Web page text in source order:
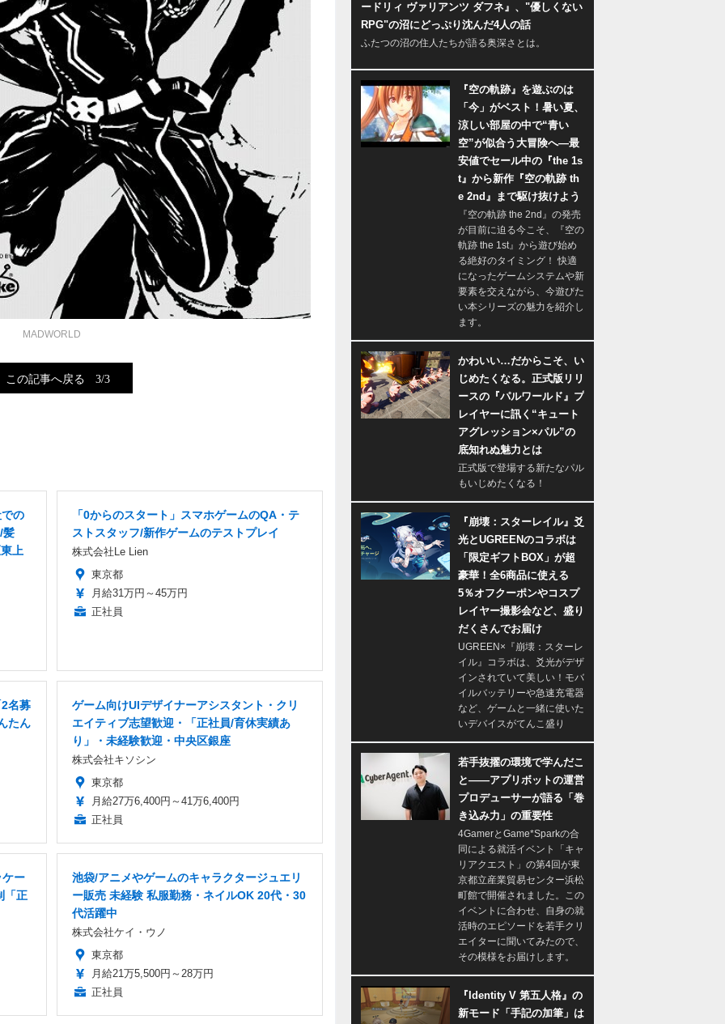
MADWORLD
この記事へ戻る 3/3
の
髪
上
「0からのスタート」スマホゲームのQA・テ
ストスタッフ/新作ゲームのテストプレイ
株式会社Le Lien
東京都
月給31万円～45万円
正社員
名募
たん
ゲーム向けUIデザイナーアシスタント・クリ
エイティブ志望歓迎・「正社員/育休実績あ
り」・未経験歓迎・中央区銀座
株式会社キソシン
東京都
月給27万6,400円～41万6,400円
正社員
ー
「正
池袋/アニメやゲームのキャラクタージュエリ
ー販売 未経験 私服勤務・ネイルOK 20代・30
代活躍中
株式会社ケイ・ウノ
東京都
月給21万5,500円～28万円
正社員
ードリィ ヴァリアンツ ダフネ』、"優しくない
RPG"の沼にどっぷり沈んだ4人の話
ふたつの沼の住人たちが語る奥深さとは。
『空の軌跡』を遊ぶのは
「今」がベスト！暑い夏、
涼しい部屋の中で“青い
空”が似合う大冒険へ―最
安値でセール中の『the 1s
t』から新作『空の軌跡 th
e 2nd』まで駆け抜けよう
『空の軌跡 the 2nd』の発売
が目前に迫る今こそ、『空の
軌跡 the 1st』から遊び始め
る絶好のタイミング！ 快適
になったゲームシステムや新
要素を交えながら、今遊びた
い本シリーズの魅力を紹介し
ます。
かわいい…だからこそ、い
じめたくなる。正式版リリ
ースの『パルワールド』プ
レイヤーに訊く“キュート
アグレッション×パル”の
底知れぬ魅力とは
正式版で登場する新たなパル
もいじめたくなる！
『崩壊：スターレイル』爻
光とUGREENのコラボは
「限定ギフトBOX」が超
豪華！全6商品に使える
5％オフクーポンやコスプ
レイヤー撮影会など、盛り
だくさんでお届け
UGREEN×『崩壊：スターレ
イル』コラボは、爻光がデザ
インされていて美しい！モバ
イルバッテリーや急速充電器
など、ゲームと一緒に使いた
いデバイスがてんこ盛り
若手抜擢の環境で学んだこ
と――アプリボットの運営
プロデューサーが語る「巻
き込み力」の重要性
4GamerとGame*Sparkの合
同による就活イベント「キャ
リアクエスト」の第4回が東
京都立産業貿易センター浜松
町館で開催されました。この
イベントに合わせ、自身の就
活時のエピソードを若手クリ
エイターに聞いてみたので、
その模様をお届けします。
『Identity V 第五人格』の
新モード「手記の加筆」は